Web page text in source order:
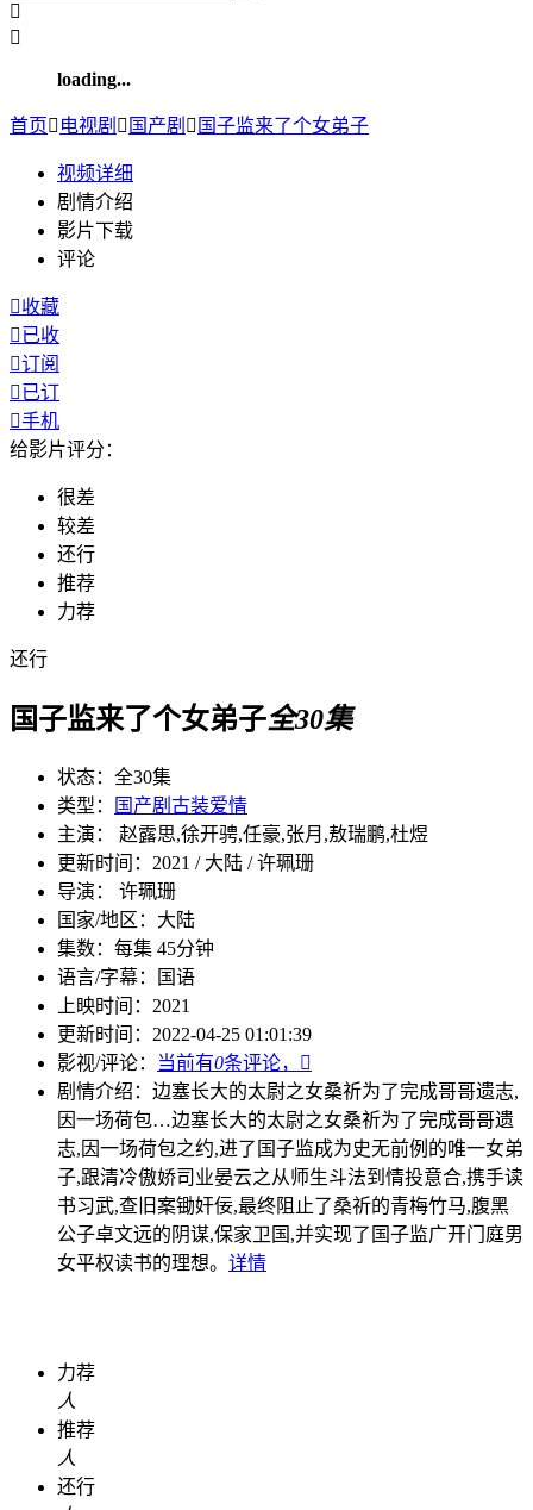


loading...
首页 电视剧  国产剧  国子监来了个女弟子
视频详细
剧情介绍
影片下载
评论
收藏
已收
订阅
已订
手机
给影片评分：
很差
较差
还行
推荐
力荐
还行
国子监来了个女弟子全30集
状态： 全30集
类型：
国产剧 古装爱情
主演： 赵露思,徐开骋,任豪,张月,敖瑞鹏,杜煜
更新时间： 2021 / 大陆 / 许珮珊
导演： 许珮珊
国家/地区： 大陆
集数： 每集 45分钟
语言/字幕：
国语
上映时间： 2021
更新时间： 2022-04-25 01:01:39
影视/评论：
当前有0条评论，

剧情介绍： 边塞长大的太尉之女桑祈为了完成哥哥遗志,
因一场荷包…边塞长大的太尉之女桑祈为了完成哥哥遗
志,因一场荷包之约,进了国子监成为史无前例的唯一女弟
子,跟清冷傲娇司业晏云之从师生斗法到情投意合,携手读
书习武,查旧案锄奸佞,最终阻止了桑祈的青梅竹马,腹黑
公子卓文远的阴谋,保家卫国,并实现了国子监广开门庭男
女平权读书的理想。 详情
力荐
人
推荐
人
还行